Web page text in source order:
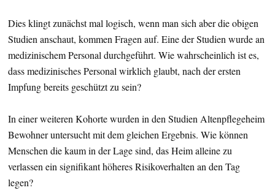
Dies klingt zunächst mal logisch, wenn man sich aber die obigen
Studien anschaut, kommen Fragen auf. Eine der Studien wurde an
medizinischem Personal durchgeführt. Wie wahrscheinlich ist es,
dass medizinisches Personal wirklich glaubt, nach der ersten
Impfung bereits geschützt zu sein?
In einer weiteren Kohorte wurden in den Studien Altenpflegeheim
Bewohner untersucht mit dem gleichen Ergebnis. Wie können
Menschen die kaum in der Lage sind, das Heim alleine zu
verlassen ein signifikant höheres Risikoverhalten an den Tag
legen?